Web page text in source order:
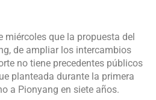
miércoles que la propuesta del
, de ampliar los intercambios
no tiene precedentes públicos
planteada durante la primera
a Pionyang en siete años.